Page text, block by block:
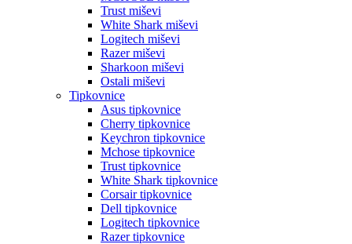
Trust miševi
White Shark miševi
Logitech miševi
Razer miševi
Sharkoon miševi
Ostali miševi
Tipkovnice
Asus tipkovnice
Cherry tipkovnice
Keychron tipkovnice
Mchose tipkovnice
Trust tipkovnice
White Shark tipkovnice
Corsair tipkovnice
Dell tipkovnice
Logitech tipkovnice
Razer tipkovnice